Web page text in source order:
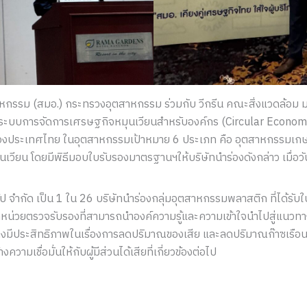
รม (สมอ.) กระทรวงอุตสาหกรรม ร่วมกับ วีกรีน คณะสิ่งแวดล้อม
บบการจัดการเศรษฐกิจหมุนเวียนสำหรับองค์กร (Circular
ระเทศไทย ในอุตสาหกรรมเป้าหมาย 6 ประเภท คือ อุตสาหกรรม
วียน โดยมีพิธีมอบใบรับรองมาตรฐานฯให้บริษัทนำร่องดังกล่าว เมื่
จำกัด เป็น 1 ใน 26 บริษัทนำร่องกลุ่มอุตสาหกรรมพลาสติก ที่ได้รับ
น่วยตรวจรับรองที่สามารถนำองค์ความรู้และความเข้าใจนำไปสู่แนว
ประสิทธิภาพในเรื่องการลดปริมาณของเสีย และลดปริมาณก๊าซเรือ
ความเชื่อมั่นให้กับผู้มีส่วนได้เสียที่เกี่ยวข้องต่อไป